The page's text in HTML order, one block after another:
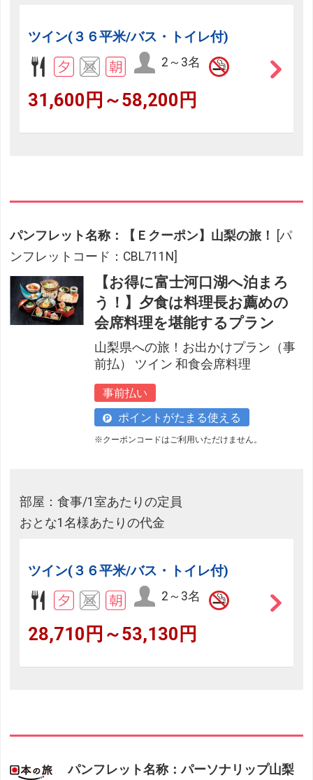
ツイン(３６平米/バス・トイレ付)
2～3名
31,600円～58,200円
パンフレット名称：【Ｅクーポン】山梨の旅！
[パ
ンフレットコード：CBL711N]
【お得に富士河口湖へ泊まろ
う！】夕食は料理長お薦めの
会席料理を堪能するプラン
山梨県への旅！お出かけプラン（事
前払） ツイン 和食会席料理
事前払い
ポイントがたまる使える
※クーポンコードはご利用いただけません。
部屋：食事/1室あたりの定員
おとな1名様あたりの代金
ツイン(３６平米/バス・トイレ付)
2～3名
28,710円～53,130円
パンフレット名称：パーソナリップ山梨